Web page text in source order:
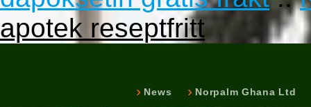
apotek reseptfritt
News Norpalm Ghana Ltd